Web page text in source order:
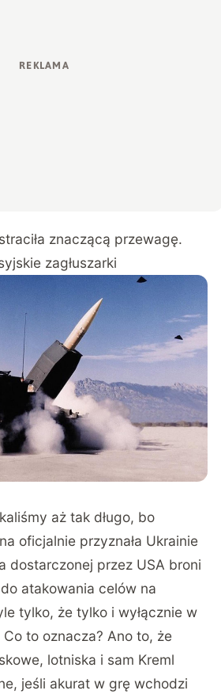
znaczącą przewagę.
zagłuszarki
aż tak długo, bo
oficjalnie przyznała Ukrainie
dostarczonej przez USA broni
atakowania celów na
tylko, że tylko i wyłącznie w
to oznacza? Ano to, że
lotniska i sam Kreml
jeśli akurat w grę wchodzi